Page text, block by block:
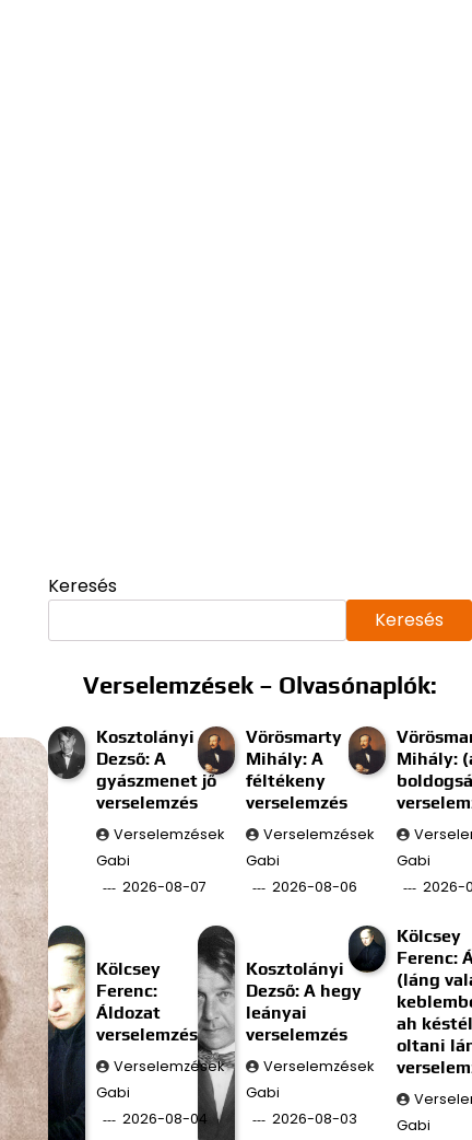
Keresés
Keresés
Verselemzések – Olvasónaplók:
Kosztolányi
Dezső: A
gyászmenet jő
verselemzés
Verselemzések
Gabi
2026-08-07
Vörösmarty
Mihály: A
féltékeny
verselemzés
Verselemzések
Gabi
2026-08-06
Mihály:
Gabi
2026-
Kölcsey
Ferenc:
Áldozat
verselemzés
Verselemzések
Gabi
2026-08-04
Kosztolányi
Dezső: A hegy
leányai
verselemzés
Verselemzések
Gabi
2026-08-03
Kölcsey
Ferenc:
(láng
ah késtél
oltani
Gabi